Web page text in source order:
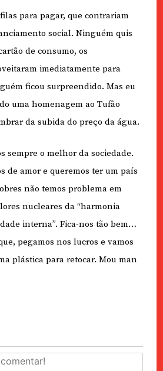
para pagar, que contrariam
social. Ninguém quis
de consumo, os
imediatamente para
ficou surpreendido. Mas eu
uma homenagem ao Tufão
da subida do preço da água.
sempre o melhor da sociedade.
de amor e queremos ter um país
não temos problema em
nucleares da “harmonia
interna”. Fica-nos tão bem…
pegamos nos lucros e vamos
plástica para retocar. Mou man